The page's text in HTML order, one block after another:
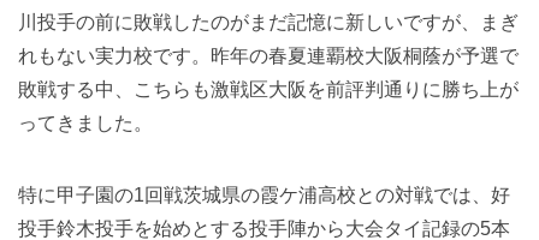
川投手の前に敗戦したのがまだ記憶に新しいですが、まぎ
れもない実力校です。昨年の春夏連覇校大阪桐蔭が予選で
敗戦する中、こちらも激戦区大阪を前評判通りに勝ち上が
ってきました。
特に甲子園の1回戦茨城県の霞ケ浦高校との対戦では、好
投手鈴木投手を始めとする投手陣から大会タイ記録の5本